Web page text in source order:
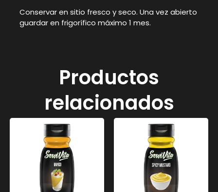
Conservar en sitio fresco y seco. Una vez abierto
guardar en frigorífico máximo 1 mes.
Productos
relacionados